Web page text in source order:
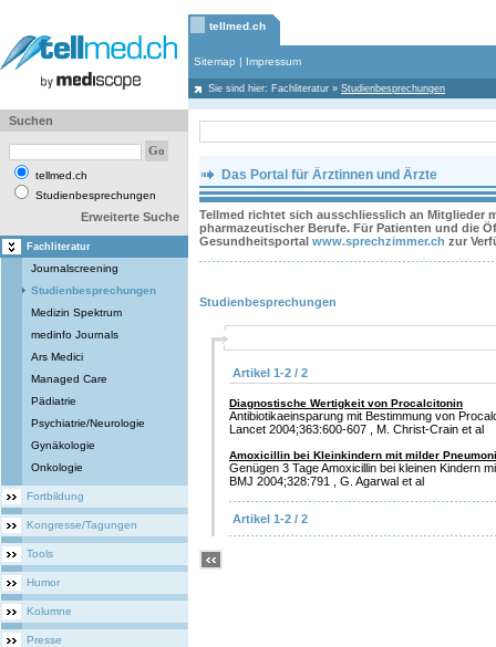
tellmed.ch
Sitemap | Impressum
Sie sind hier: Fachliteratur » Studienbesprechungen
Suchen
tellmed.ch
Studienbesprechungen
Erweiterte Suche
Fachliteratur
Journalscreening
Studienbesprechungen
Medizin Spektrum
medinfo Journals
Ars Medici
Managed Care
Pädiatrie
Psychiatrie/Neurologie
Gynäkologie
Onkologie
Fortbildung
Kongresse/Tagungen
Tools
Humor
Kolumne
Presse
Das Portal für Ärztinnen und Ärzte
Tellmed richtet sich ausschliesslich an Mitglieder
pharmazeutischer Berufe. Für Patienten und die
Gesundheitsportal www.sprechzimmer.ch zur
Studienbesprechungen
Artikel 1-2 / 2
Diagnostische Wertigkeit von Procalcitonin
Antibiotikaeinsparung mit Bestimmung von
Lancet 2004;363:600-607 , M. Christ-Crain et al
Amoxicillin bei Kleinkindern mit milder
Genügen 3 Tage Amoxicillin bei kleinen Kindern
BMJ 2004;328:791 , G. Agarwal et al
Artikel 1-2 / 2